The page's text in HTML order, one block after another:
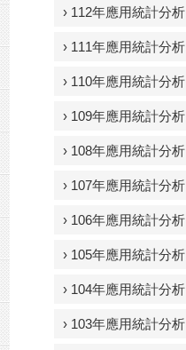
› 112年應用統計分析
› 111年應用統計分析
› 110年應用統計分析
› 109年應用統計分析
› 108年應用統計分析
› 107年應用統計分析
› 106年應用統計分析
› 105年應用統計分析
› 104年應用統計分析
› 103年應用統計分析